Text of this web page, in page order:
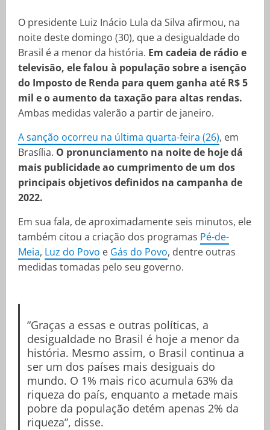
O presidente Luiz Inácio Lula da Silva afirmou, na
noite deste domingo (30), que a desigualdade do
Brasil é a menor da história. Em cadeia de rádio e
televisão, ele falou à população sobre a isenção
do Imposto de Renda para quem ganha até R$ 5
mil e o aumento da taxação para altas rendas.
Ambas medidas valerão a partir de janeiro.
A sanção ocorreu na última quarta-feira (26), em
Brasília. O pronunciamento na noite de hoje dá
mais publicidade ao cumprimento de um dos
principais objetivos definidos na campanha de
2022.
Em sua fala, de aproximadamente seis minutos, ele
também citou a criação dos programas Pé-de-
Meia, Luz do Povo e Gás do Povo, dentre outras
medidas tomadas pelo seu governo.
“Graças a essas e outras políticas, a
desigualdade no Brasil é hoje a menor da
história. Mesmo assim, o Brasil continua a
ser um dos países mais desiguais do
mundo. O 1% mais rico acumula 63% da
riqueza do país, enquanto a metade mais
pobre da população detém apenas 2% da
riqueza”, disse.